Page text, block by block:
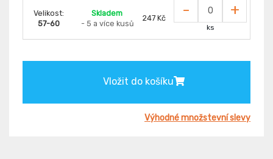
Velikost:
57-60
Skladem
- 5 a více kusů
247 Kč - +
ks
Vložit do košíku
Výhodné množstevní slevy